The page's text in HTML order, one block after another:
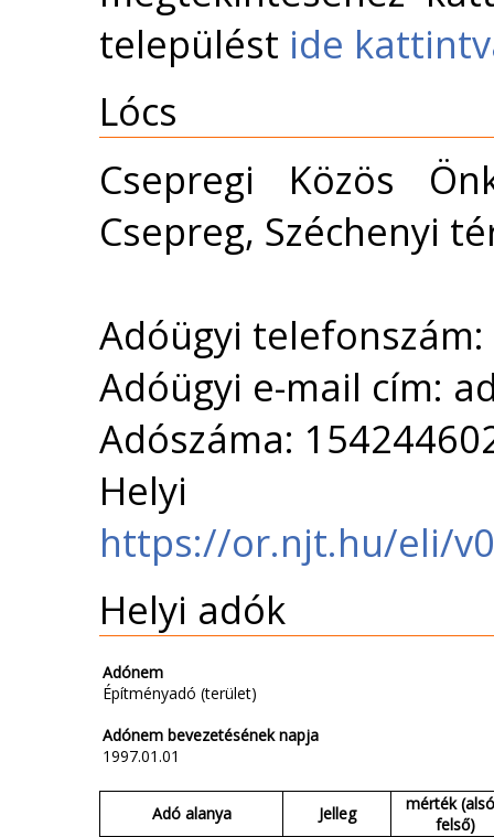
települést ide
Lócs
Csepregi Közös
Csepreg, Széchenyi
Adóügyi telefonszám:
Adóügyi e-mail cím:
Adószáma:
Helyi
https://or.njt.hu/eli/
Helyi adók
Adónem
Építményadó (terület)
Adónem bevezetésének napja
1997.01.01
Adó alanya Jelleg
mérték
felső)